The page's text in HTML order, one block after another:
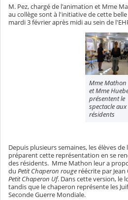
M. Pez, chargé de l'animation et Mme
au collège sont à l'initiative de cette
mardi 3 février après midi au sein de
Mme Mathon
et Mme
présentent le
spectacle aux
résidents
Depuis plusieurs semaines, les élèves
préparent cette représentation en se
des résidents. Mme Mathon leur a
du Petit Chaperon rouge réécrite par
Petit Chaperon Uf. Dans cette version, le
tandis que le chaperon représente les
Seconde Guerre Mondiale.